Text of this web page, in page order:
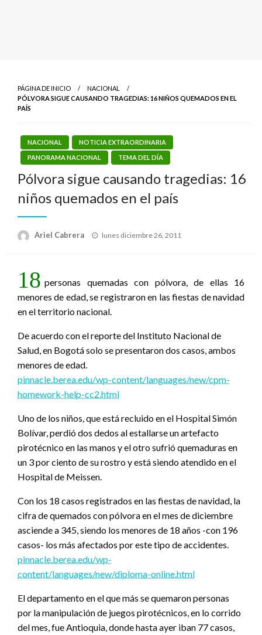
PÁGINA DE INICIO
NACIONAL
PÓLVORA SIGUE CAUSANDO TRAGEDIAS: 16 NIÑOS QUEMADOS EN EL
PAÍS
NACIONAL
NOTICIA EXTRAORDINARIA
PANORAMA NACIONAL
TEMA DEL DÍA
Pólvora sigue causando tragedias: 16
niños quemados en el país
Ariel Cabrera
Publicado
lunes diciembre 26, 2011
18 personas quemadas con pólvora, de ellas 16
menores de edad, se registraron en las fiestas de navidad
en el territorio nacional.
De acuerdo con el reporte del Instituto Nacional de
Salud, en Bogotá solo se presentaron dos casos, ambos
menores de edad.
pinnacle.berea.edu/wp-content/languages/new/cpm-
homework-help-cc2.html
Uno de los niños, que está recluido en el Hospital Simón
Bolívar, perdió dos dedos al estallarse un artefacto
pirotécnico en las manos y el otro sufrió quemaduras en
un 3 por ciento de su rostro y está siendo atendido en el
Hospital de Meissen.
Con los 18 casos registrados en las fiestas de navidad, la
cifra de quemados con pólvora en el mes de diciembre
asciende a 345, siendo los menores de 18 años -con 196
casos- los más afectados por este tipo de accidentes.
pinnacle.berea.edu/wp-
content/languages/new/diploma-online.html
El departamento en el que más se quemaron personas
por la manipulación de juegos pirotécnicos, en lo corrido
del mes, fue Antioquia, donde hasta ayer iban 77 casos,